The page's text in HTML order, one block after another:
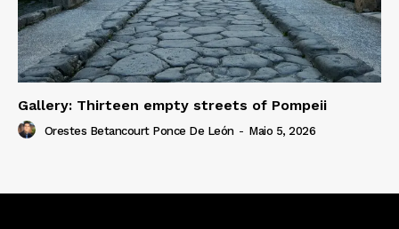
Gallery: Thirteen empty streets of Pompeii
Orestes Betancourt Ponce De León - Maio 5, 2026